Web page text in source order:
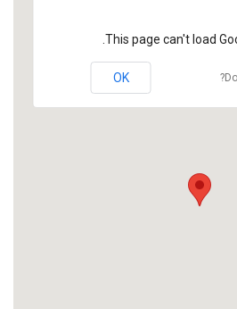
This page can't load
OK